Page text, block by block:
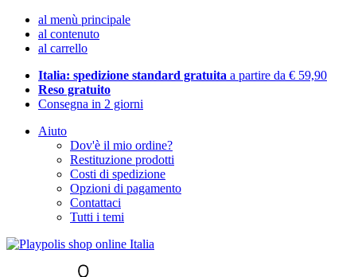
al menù principale
al contenuto
al carrello
Italia: spedizione standard gratuita a partire da € 59,90
Reso gratuito
Consegna in 2 giorni
Aiuto
Dov'è il mio ordine?
Restituzione prodotti
Costi di spedizione
Opzioni di pagamento
Contattaci
Tutti i temi